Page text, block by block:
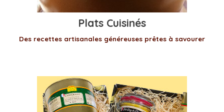
Plats Cuisinés
Des recettes artisanales généreuses prêtes à savourer